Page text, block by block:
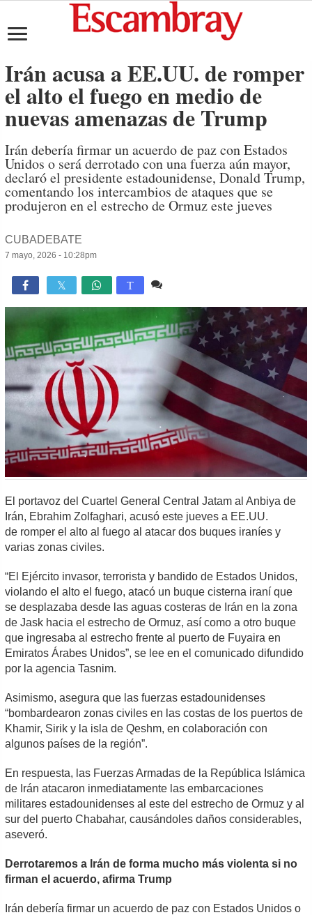
Irán acusa a EE.UU. de romper
el alto el fuego en medio de
nuevas amenazas de Trump
Irán debería firmar un acuerdo de paz con Estados
Unidos o será derrotado con una fuerza aún mayor,
declaró el presidente estadounidense, Donald Trump,
comentando los intercambios de ataques que se
produjeron en el estrecho de Ormuz este jueves
CUBADEBATE
7 mayo, 2026 - 10:28pm
 T
El portavoz del Cuartel General Central Jatam al Anbiya de
Irán, Ebrahim Zolfaghari, acusó este jueves a EE.UU.
de romper el alto al fuego al atacar dos buques iraníes y
varias zonas civiles.
“El Ejército invasor, terrorista y bandido de Estados Unidos,
violando el alto el fuego, atacó un buque cisterna iraní que
se desplazaba desde las aguas costeras de Irán en la zona
de Jask hacia el estrecho de Ormuz, así como a otro buque
que ingresaba al estrecho frente al puerto de Fuyaira en
Emiratos Árabes Unidos”, se lee en el comunicado difundido
por la agencia Tasnim.
Asimismo, asegura que las fuerzas estadounidenses
­“bombardearon zonas civiles en las costas de los puertos de
Khamir, Sirik y la isla de Qeshm, en colaboración con
algunos países de la región”.
En respuesta, las Fuerzas Armadas de la República Islámica
de Irán atacaron inmediatamente las embarcaciones
militares estadounidenses al este del estrecho de Ormuz y al
sur del puerto Chabahar, causándoles daños considerables,
aseveró.
Derrotaremos a Irán de forma mucho más violenta si no
firman el acuerdo, afirma Trump
Irán debería firmar un acuerdo de paz con Estados Unidos o